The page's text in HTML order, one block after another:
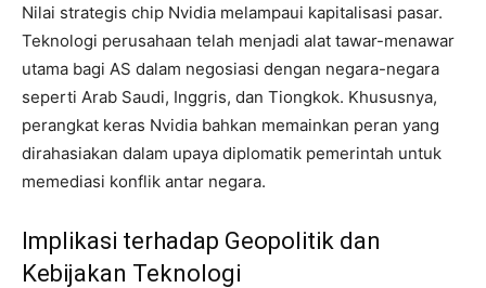
Nilai strategis chip Nvidia melampaui kapitalisasi pasar.
Teknologi perusahaan telah menjadi alat tawar-menawar
utama bagi AS dalam negosiasi dengan negara-negara
seperti Arab Saudi, Inggris, dan Tiongkok. Khususnya,
perangkat keras Nvidia bahkan memainkan peran yang
dirahasiakan dalam upaya diplomatik pemerintah untuk
memediasi konflik antar negara.
Implikasi terhadap Geopolitik dan
Kebijakan Teknologi